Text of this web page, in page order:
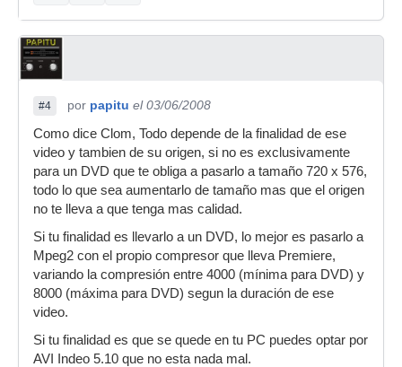
#4 por papitu el 03/06/2008
Como dice Clom, Todo depende de la finalidad de ese
video y tambien de su origen, si no es exclusivamente
para un DVD que te obliga a pasarlo a tamaño 720 x 576,
todo lo que sea aumentarlo de tamaño mas que el origen
no te lleva a que tenga mas calidad.
Si tu finalidad es llevarlo a un DVD, lo mejor es pasarlo a
Mpeg2 con el propio compresor que lleva Premiere,
variando la compresión entre 4000 (mínima para DVD) y
8000 (máxima para DVD) segun la duración de ese
video.
Si tu finalidad es que se quede en tu PC puedes optar por
AVI Indeo 5.10 que no esta nada mal.